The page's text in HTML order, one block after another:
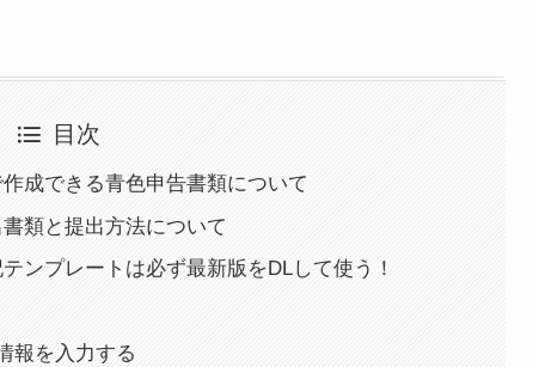
目次
成できる青色申告書類について
類と提出方法について
ンプレートは必ず最新版をDLして使う！
報を入力する